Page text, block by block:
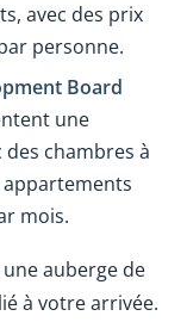
avec des prix
personne.
Board
une
chambres à
appartements
mois.
auberge de
à votre arrivée.